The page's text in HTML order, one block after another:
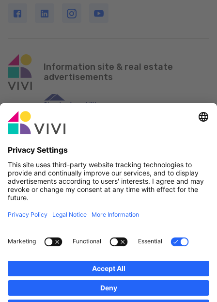
Information site & real estate
advertisements
Professionals, become a member!
Legal notice vivi.lu © 2026